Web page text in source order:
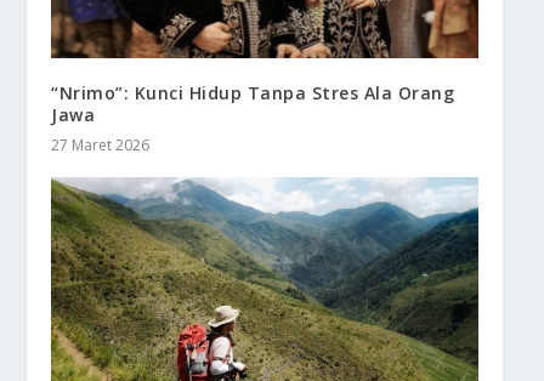
“Nrimo”: Kunci Hidup Tanpa Stres Ala Orang
Jawa
27 Maret 2026